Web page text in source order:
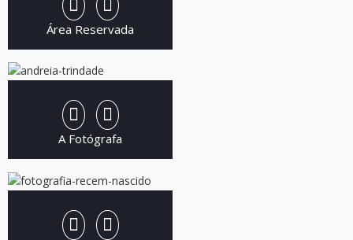
Área Reservada
A Fotógrafa